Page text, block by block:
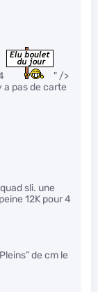
" />
a pas de carte
sli. une
12K pour 4
de cm le